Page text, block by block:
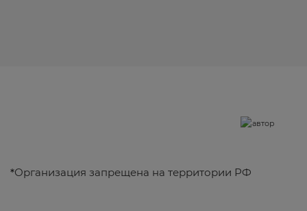
*Организация запрещена на территории РФ